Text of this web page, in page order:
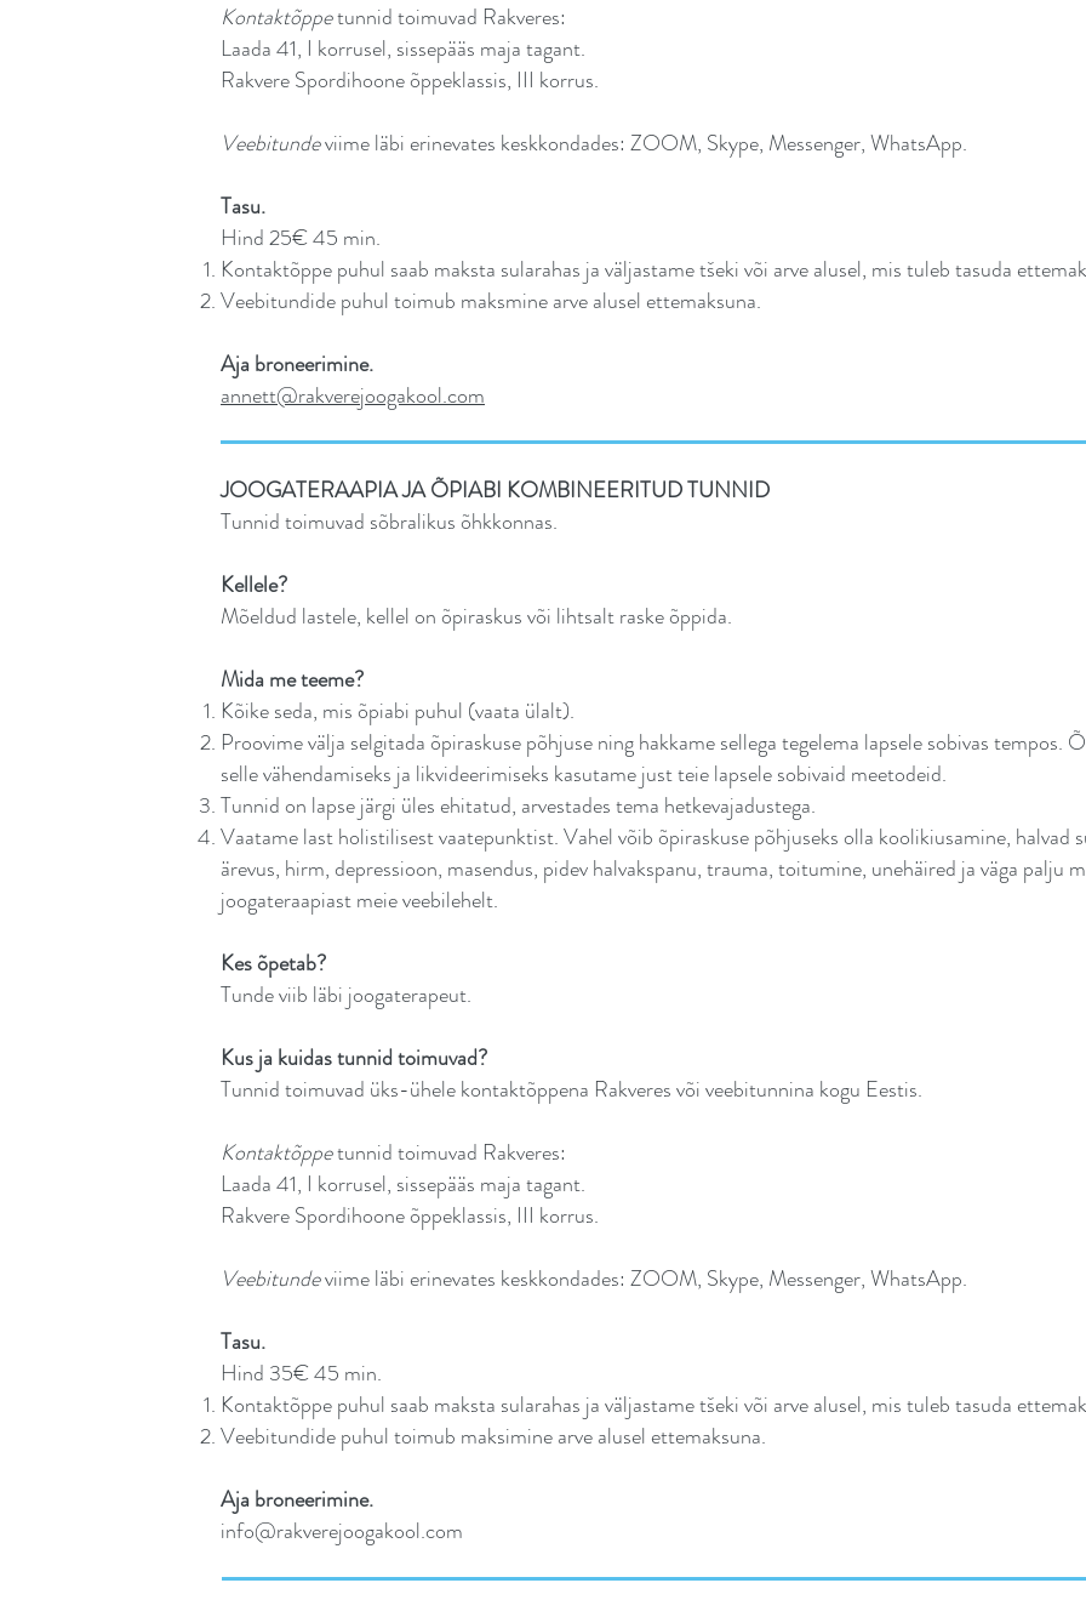
Kontaktõppetunnid toimuvad Rakveres:
Laada 41, I korrusel, sissepääs maja tagant.
Rakvere Spordihoone õppeklassis, III korrus.
Veebitundeviime läbi erinevates keskkondades: ZOOM, Skype, Messenger, WhatsApp.
Tasu.
Hind 25€ 45 min.
Kontaktõppe puhul saab maksta sularahas ja väljastame tšeki või arve alusel, mis tuleb tasuda
Veebitundide puhul toimub maksmine arve alusel ettemaksuna.
Aja broneerimine.
annett@rakverejoogakool.com
JOOGATERAAPIA JA ÕPIABI KOMBINEERITUD TUNNID
Tunnid toimuvad sõbralikus õhkkonnas.
Kellele?
Mõeldud lastele, kellel on õpiraskus või lihtsalt raske õppida.
Mida me teeme?
Kõike seda, mis õpiabi puhul (vaata ülalt).
Proovime välja selgitada õpiraskuse põhjuse ning hakkame sellega tegelema lapsele sobivas tempos.
selle vähendamiseks ja likvideerimiseks kasutame just teie lapsele sobivaid meetodeid.
Tunnid on lapse järgi üles ehitatud, arvestades tema hetkevajadustega.
Vaatame last holistilisest vaatepunktist. Vahel võib õpiraskuse põhjuseks olla koolikiusamine, halvad
ärevus, hirm, depressioon, masendus, pidev halvakspanu, trauma, toitumine, unehäired ja väga palju
joogateraapiast meie veebilehelt.
Kes õpetab?
Tunde viib läbi joogaterapeut.
Kus ja kuidas tunnid toimuvad?
Tunnid toimuvad üks-ühele kontaktõppena Rakveres või veebitunnina kogu Eestis.
Kontaktõppetunnid toimuvad Rakveres:
Laada 41, I korrusel, sissepääs maja tagant.
Rakvere Spordihoone õppeklassis, III korrus.
Veebitundeviime läbi erinevates keskkondades: ZOOM, Skype, Messenger, WhatsApp.
Tasu.
Hind 35€ 45 min.
Kontaktõppe puhul saab maksta sularahas ja väljastame tšeki või arve alusel, mis tuleb tasuda
Veebitundide puhul toimub maksimine arve alusel ettemaksuna.
Aja broneerimine.
info@rakverejoogakool.com